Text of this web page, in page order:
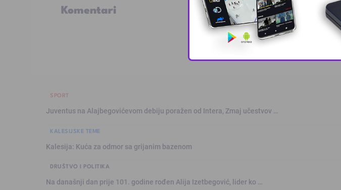
Komentari
SPORT
Juventus na Alajbegovićevom debiju poražen od Intera, Zmaj učestvov …
KALESIJSKE TEME
Kalesija: Kuća za odmor sa grijanim bazenom
DRUŠTVO I POLITIKA
Na današnji dan prije 101. godine rođen Alija Izetbegović, lider ko …